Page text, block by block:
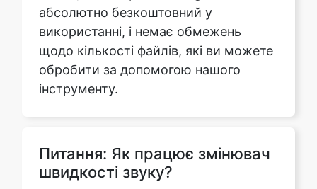
обробити за допомогою нашого
інструменту.
Питання: Як працює змінювач
працює, змінюючи швидкість
відтворення аудіофайлу без зміни